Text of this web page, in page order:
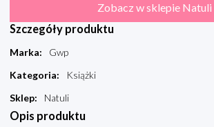
Zobacz w sklepie Natuli
Szczegóły produktu
Marka:
Gwp
Kategoria:
Książki
Sklep: Natuli
Opis produktu